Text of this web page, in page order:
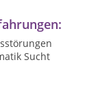
Sucht